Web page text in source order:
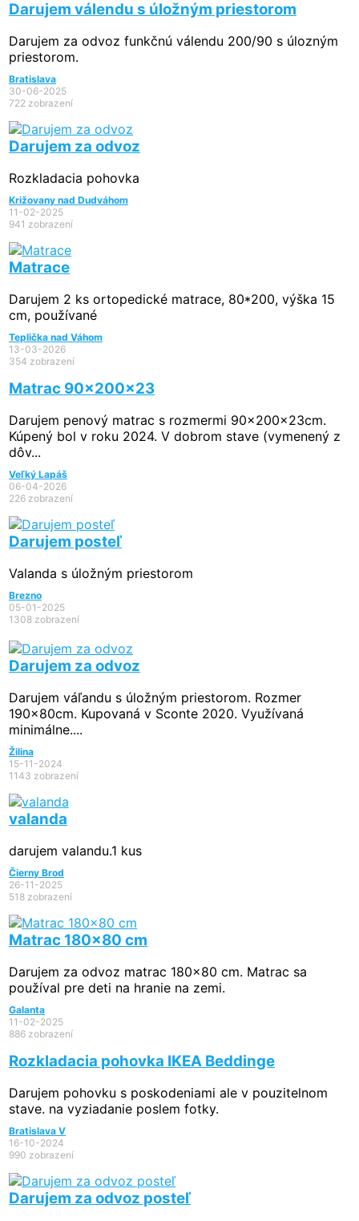
Darujem válendu s úložným priestorom
Darujem za odvoz funkčnú válendu 200/90 s úlozným
priestorom.
Bratislava
30-06-2025
722 zobrazení
Darujem za odvoz
Rozkladacia pohovka
Križovany nad Dudváhom
11-02-2025
941 zobrazení
Matrace
Darujem 2 ks ortopedické matrace, 80*200, výška 15
cm, používané
Teplička nad Váhom
13-03-2026
354 zobrazení
Matrac 90x200x23
Darujem penový matrac s rozmermi 90x200x23cm.
Kúpený bol v roku 2024. V dobrom stave (vymenený z
dôv...
Veľký Lapáš
06-04-2026
226 zobrazení
Darujem posteľ
Valanda s úložným priestorom
Brezno
05-01-2025
1308 zobrazení
Darujem za odvoz
Darujem váľandu s úložným priestorom. Rozmer
190x80cm. Kupovaná v Sconte 2020. Využívaná
minimálne....
Žilina
15-11-2024
1143 zobrazení
valanda
darujem valandu.1 kus
Čierny Brod
26-11-2025
518 zobrazení
Matrac 180x80 cm
Darujem za odvoz matrac 180x80 cm. Matrac sa
používal pre deti na hranie na zemi.
Galanta
11-02-2025
886 zobrazení
Rozkladacia pohovka IKEA Beddinge
Darujem pohovku s poskodeniami ale v pouzitelnom
stave. na vyziadanie poslem fotky.
Bratislava V
16-10-2024
990 zobrazení
Darujem za odvoz posteľ